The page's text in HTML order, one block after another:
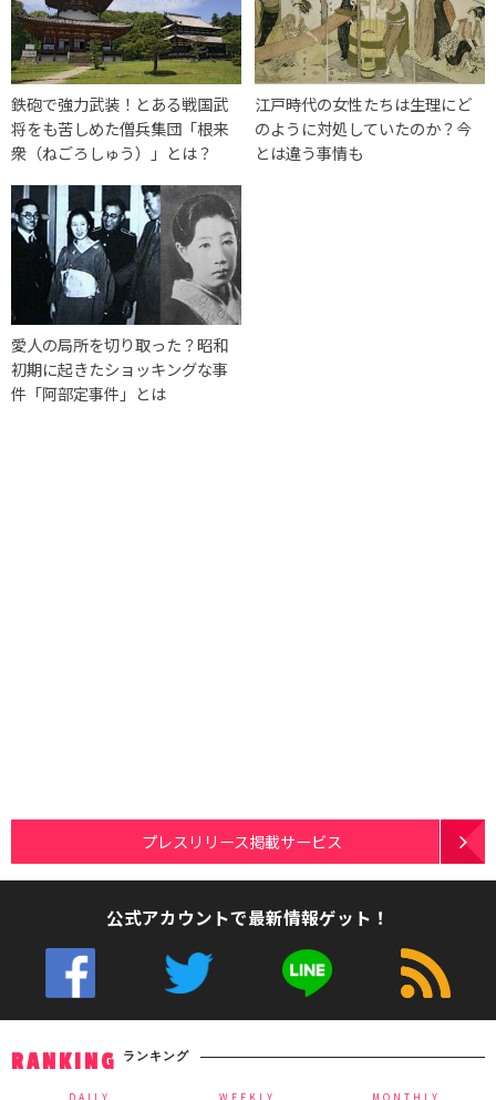
鉄砲で強力武装！とある戦国武
将をも苦しめた僧兵集団「根来
衆（ねごろしゅう）」とは？
江戸時代の女性たちは生理にど
のように対処していたのか？今
とは違う事情も
愛人の局所を切り取った？昭和
初期に起きたショッキングな事
件「阿部定事件」とは
プレスリリース掲載サービス
公式アカウントで最新情報ゲット！
RANKING ランキング
DAILY WEEKLY MONTHLY